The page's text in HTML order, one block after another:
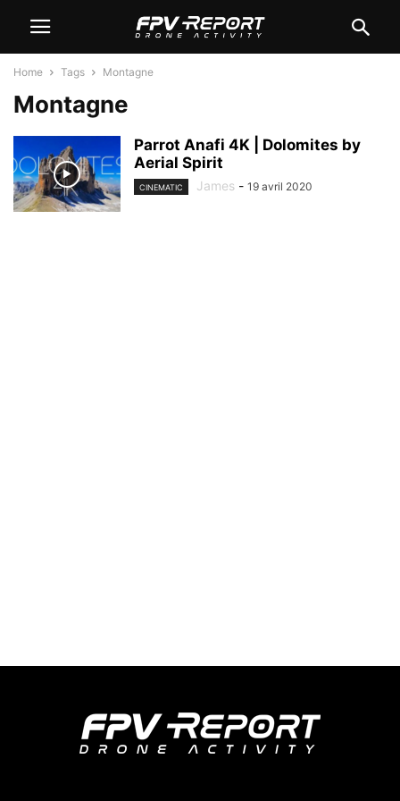
Home Tags Montagne
Montagne
Parrot Anafi 4K | Dolomites by
Aerial Spirit
CINEMATIC James - 19 avril 2020